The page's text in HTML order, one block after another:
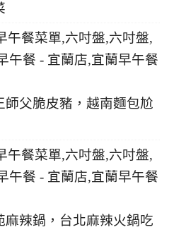
師父脆皮豬，越南麵包尬
麻辣鍋，台北麻辣火鍋吃